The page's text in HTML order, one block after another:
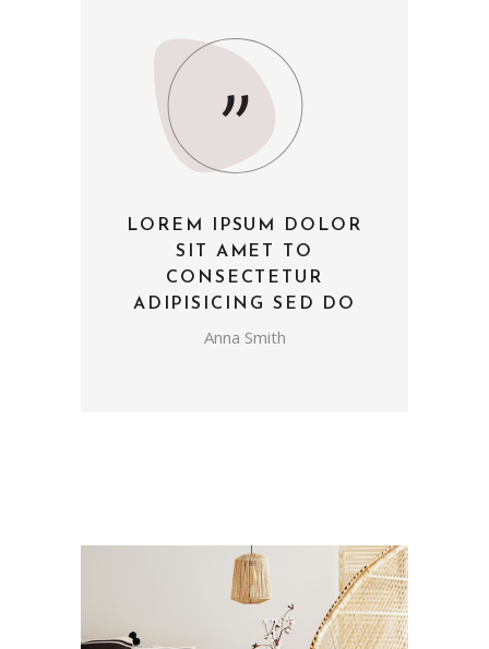
LOREM IPSUM DOLOR
SIT AMET TO
CONSECTETUR
ADIPISICING SED DO
Anna Smith